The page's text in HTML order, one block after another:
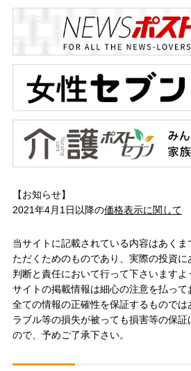
【お知らせ】
2021年4月1日以降の価格表示に関して
当サイトに記載されている内容はあく
ただくためのものであり、実際の投資
判断と責任において行って下さいます
サイトの掲載情報は細心の注意を払っ
全ての情報の正確性を保証するものでは
ラブル等の損失が被っても損害等の保
ので、予めご了承下さい。